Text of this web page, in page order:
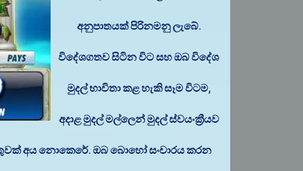
අනුපාතයක් පිරිනමනු ලැබේ.
විදේශගතව සිටින විට සහ ඔබ විදේශ
මුදල් භාවිතා කළ හැකි සෑම විටම,
අදාළ මුදල් මල්ලෙන් මුදල් ස්වයංක්‍රීයව
අය නොකෙරේ. ඔබ බොහෝ සංචාරය කරන